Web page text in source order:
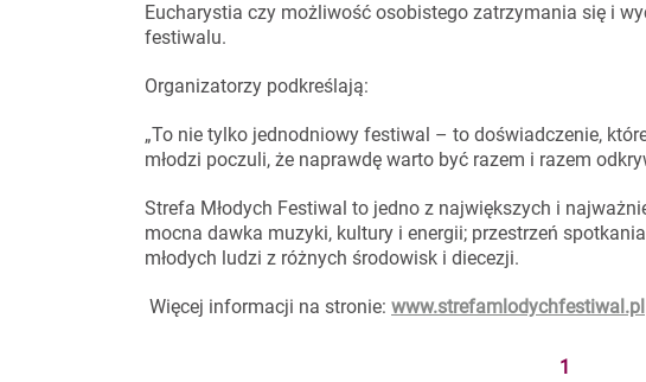
Eucharystia czy możliwość osobistego zatrzymania się i
festiwalu.
Organizatorzy podkreślają:
„To nie tylko jednodniowy festiwal – to doświadczenie,
młodzi poczuli, że naprawdę warto być razem i razem
Strefa Młodych Festiwal to jedno z największych i
mocna dawka muzyki, kultury i energii; przestrzeń
młodych ludzi z różnych środowisk i diecezji.
Więcej informacji na stronie: www.strefamlodychfestiwal.pl
1